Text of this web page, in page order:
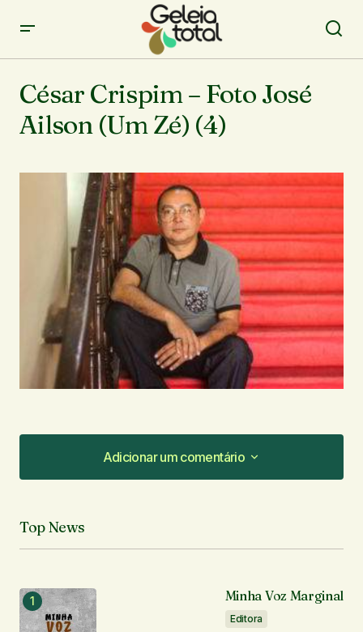
César Crispim – Foto José
Ailson (Um Zé) (4)
Adicionar um comentário
Adicionar um comentário
O seu endereço de e-mail não será publicado.
Comentário
Top News
Minha Voz Marginal
Editora